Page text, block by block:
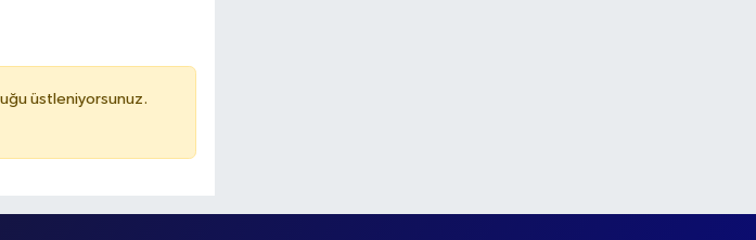
üstleniyorsunuz.